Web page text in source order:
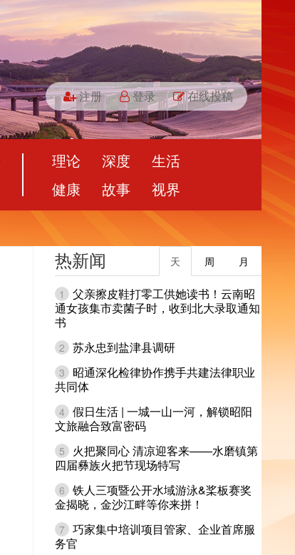
注册 登录 在线投稿
理论 深度
生活
健康
故事 视界
热新闻 月
周
天
1
父亲擦皮鞋打零工供她读书！云南昭
通女孩集市卖菌子时，收到北大录取通知
书
2 苏永忠到盐津县调研
3
昭通深化检律协作携手共建法律职业
共同体
4 假日生活 | 一城一山一河，解锁昭阳
文旅融合致富密码
5
火把聚同心 清凉迎客来——水磨镇第
四届彝族火把节现场特写
6 铁人三项暨公开水域游泳&桨板赛奖
金揭晓，金沙江畔等你来拼！
7 巧家集中培训项目管家、企业首席服
务官